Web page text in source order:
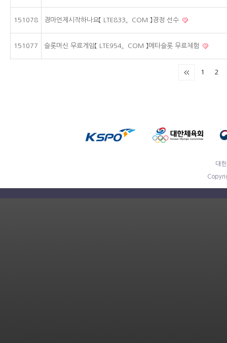
151078 경마언제시작하나요【 LTE833。COM 】경정 선수
151077 슬롯머신 무료게임【 LTE954。COM 】메타슬롯 무료체험
1 2
대